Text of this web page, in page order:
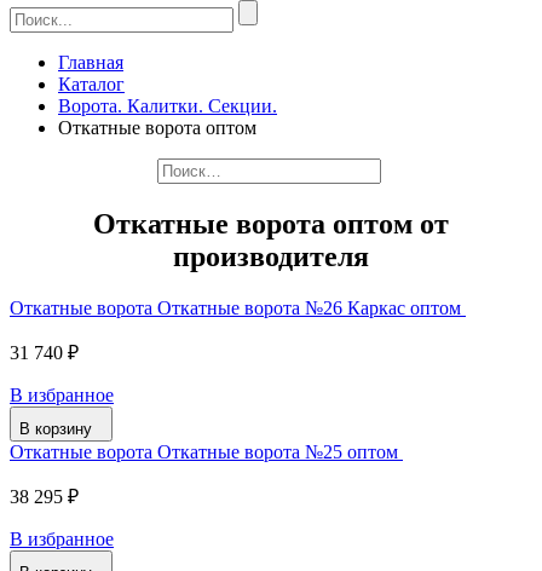
Главная
Каталог
Ворота. Калитки. Секции.
Откатные ворота оптом
Откатные ворота оптом от
производителя
Откатные ворота Откатные ворота №26 Каркас оптом
31 740 ₽
В избранное
В корзину
Откатные ворота Откатные ворота №25 оптом
38 295 ₽
В избранное